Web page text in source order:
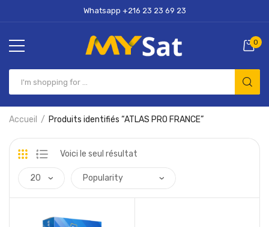
Whatsapp +216 23 23 69 23
0
Accueil Produits identifiés “ATLAS PRO FRANCE”
Voici le seul résultat